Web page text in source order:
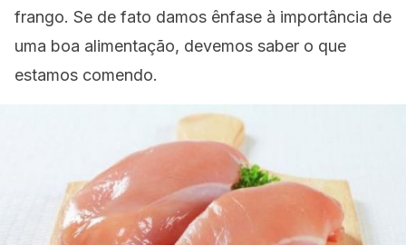
frango. Se de fato damos ênfase à importância de
uma boa alimentação, devemos saber o que
estamos comendo.